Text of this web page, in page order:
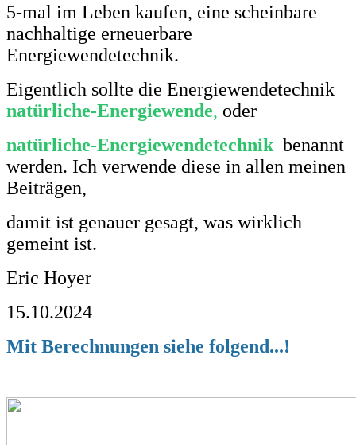
5-mal im Leben kaufen, eine scheinbare
nachhaltige erneuerbare
Energiewendetechnik.
Eigentlich sollte die Energiewendetechnik
natürliche-Energiewende, oder
natürliche-Energiewendetechnik benannt
werden. Ich verwende diese in allen meinen
Beiträgen,
damit ist genauer gesagt, was wirklich
gemeint ist.
Eric Hoyer
15.10.2024
Mit Berechnungen siehe folgend...!